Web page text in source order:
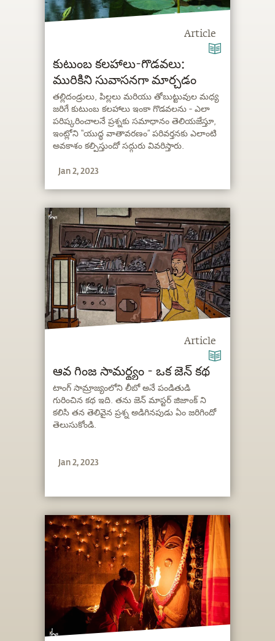
Article
కుటుంబ కలహాలు-గొడవలు:
మురికిని సువాసనగా మార్చడం
తల్లిదండ్రులు, పిల్లలు మరియు తోబుట్టువుల మధ్య
జరిగే కుటుంబ కలహాలు ఇంకా గొడవలను - ఎలా
పరిష్కరించాలనే ప్రశ్నకు సమాధానం తెలియజేస్తూ,
ఇంట్లోని “యుద్ధ వాతావరణం” పరివర్తనకు ఎలాంటి
అవకాశం కల్పిస్తుందో సద్గురు వివరిస్తారు.
Jan 2, 2023
Article
ఆవ గింజ సామర్థ్యం - ఒక జెన్ కథ
టాంగ్ సామ్రాజ్యంలోని లీబో అనే పండితుడి
గురించిన కథ ఇది. తను జెన్ మాస్టర్ జిజాంక్ ని
కలిసి తన తెలివైన ప్రశ్న అడిగినపుడు ఏం జరిగిందో
తెలుసుకోండి.
Jan 2, 2023